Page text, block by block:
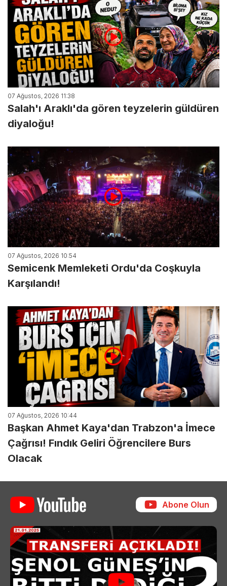
07 Ağustos, 2026 11:38
Salah'ı Araklı'da gören teyzelerin güldüren
diyaloğu!
07 Ağustos, 2026 10:54
Semicenk Memleketi Ordu'da Coşkuyla
Karşılandı!
07 Ağustos, 2026 10:44
Başkan Ahmet Kaya'dan Trabzon'a İmece
Çağrısı! Fındık Geliri Öğrencilere Burs
Olacak
Abone Olun